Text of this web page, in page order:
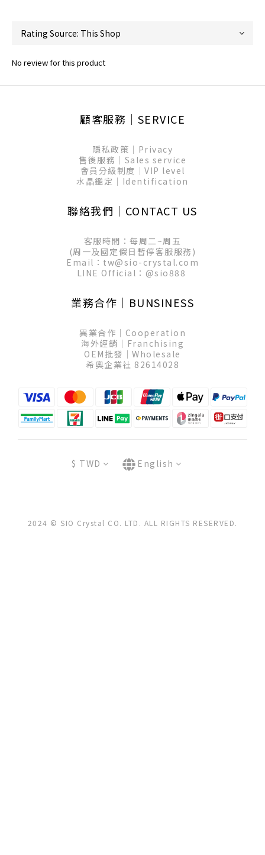
No review for this product
顧客服務│SERVICE
隱私政策│Privacy
售後服務│Sales service
會員分級制度│VIP level
水晶鑑定│Identification
聯絡我們│CONTACT US
客服時間：每周二~周五
(周一及國定假日暫停客服服務)
Email：tw@sio-crystal.com
LINE Official： @sio888
業務合作│BUNSINESS
異業合作│Cooperation
海外經銷│Franchising
OEM批發│Wholesale
希奧企業社 82614028
$ TWD English
2024 © SIO Crystal CO. LTD. ALL RIGHTS RESERVED.